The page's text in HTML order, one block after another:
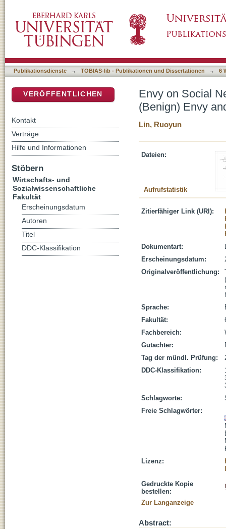
Influences Purchase Intentions
Publikationsdienste → TOBIAS-lib - Publikationen und Dissertationen → 6
Envy on Social
(Benign) Envy
Lin, Ruoyun
Dateien:
Aufrufstatistik
Zitierfähiger Link (URI):
Dokumentart:
Erscheinungsdatum:
Originalveröffentlichung:
Sprache:
Fakultät:
Fachbereich:
Gutachter:
Tag der mündl. Prüfung:
DDC-Klassifikation:
Schlagworte:
Freie Schlagwörter:
Lizenz:
Gedruckte Kopie
bestellen:
Zur Langanzeige
Abstract:
VERÖFFENTLICHEN
Kontakt
Verträge
Hilfe und Informationen
Stöbern
Wirtschafts- und
Sozialwissenschaftliche
Fakultät
Erscheinungsdatum
Autoren
Titel
DDC-Klassifikation